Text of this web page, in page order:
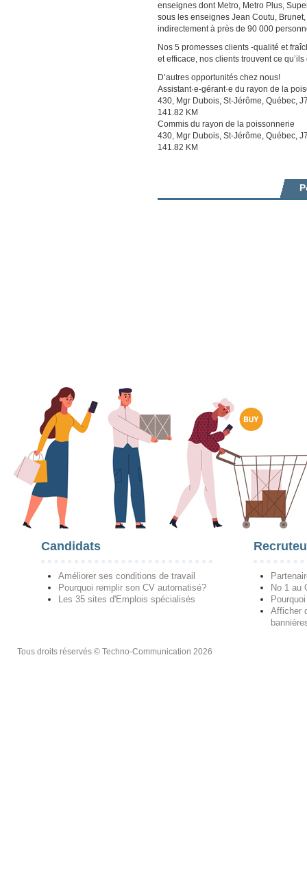
enseignes dont Metro, Metro Plus,
sous les enseignes Jean Coutu,
indirectement à près de 90 000
Nos 5 promesses clients -qualité et
et efficace, nos clients trouvent ce
D’autres opportunités chez nous!
Assistant·e-gérant·e du rayon de la
430, Mgr Dubois, St-Jérôme, Québec,
141.82 KM
Commis du rayon de la poissonnerie
430, Mgr Dubois, St-Jérôme, Québec,
141.82 KM
Candidats
Améliorer ses conditions de travail
Pourquoi remplir son CV automatisé?
Les 35 sites d'Emplois spécialisés
No 1 au
Afficher
Tous droits réservés © Techno-Communication 2026